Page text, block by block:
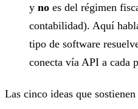
y no es del régimen
contabilidad). Aquí
tipo de software
conecta vía API a cada
Las cinco ideas que